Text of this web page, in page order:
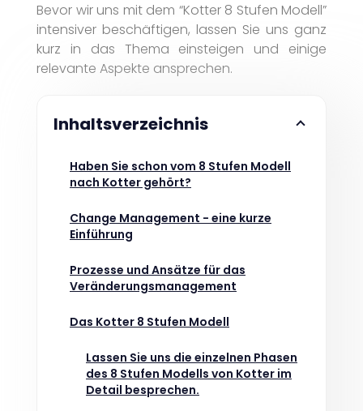
Bevor wir uns mit dem “Kotter 8 Stufen Modell”
intensiver beschäftigen, lassen Sie uns ganz
kurz in das Thema einsteigen und einige
relevante Aspekte ansprechen.
Inhaltsverzeichnis
Haben Sie schon vom 8 Stufen Modell
nach Kotter gehört?
Change Management - eine kurze
Einführung
Prozesse und Ansätze für das
Veränderungsmanagement
Das Kotter 8 Stufen Modell
Lassen Sie uns die einzelnen Phasen
des 8 Stufen Modells von Kotter im
Detail besprechen.